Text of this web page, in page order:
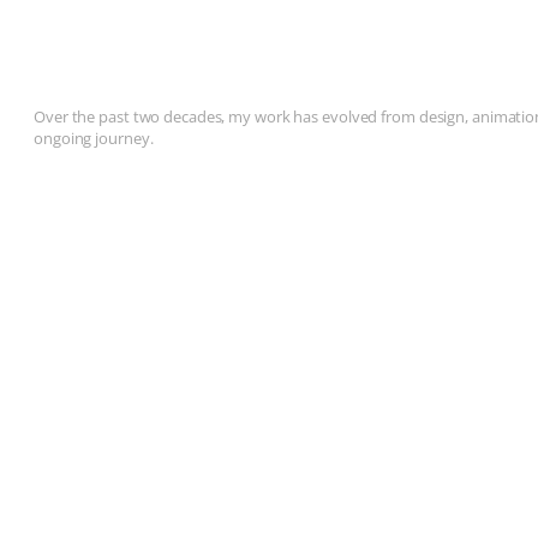
Over the past two decades, my work has evolved from design,
ongoing journey.